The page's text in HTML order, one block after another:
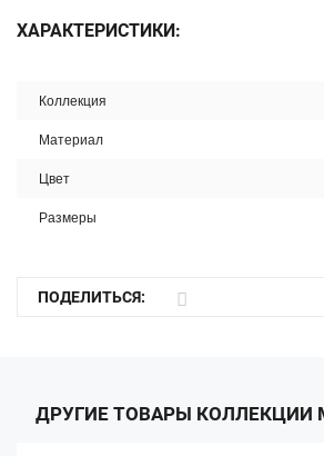
ХАРАКТЕРИСТИКИ:
Коллекция
Материал
Цвет
Размеры
ПОДЕЛИТЬСЯ:
ДРУГИЕ ТОВАРЫ КОЛЛЕКЦИИ